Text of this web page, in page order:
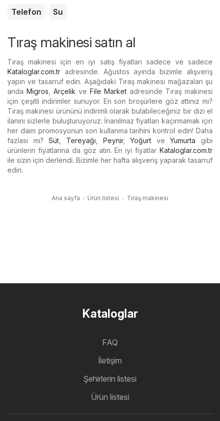
Telefon Su
Tıraş makinesi satın al
Tıraş makinesi için en iyi satış fiyatları sadece ve sadece
Kataloglar.com.tr adresinde. Ağustos ayında bizimle alışveriş
yapın ve tasarruf edin. Aşağıdaki Tıraş makinesi mağazaları şu
anda Migros Arçelik ve File Market adresinde Tıraş makinesi
için çeşitli indirimler sunuyor. En son broşürlere göz attınız mı?
Tıraş makinesi ürününü indirimli olarak bulabileceğiniz bir dizi el
ilanını sizlerle buluşturuyoruz: İnanılmaz fiyatları kaçırmamak için
her daim promosyonun son kullanma tarihini kontrol edin! Daha
fazlası mı?Süt Tereyağı Peynir,Yoğurt veYumurta gibi
ürünlerin fiyatlarına da göz atın. En iyi fiyatlar Kataloglar.com.tr
ile sizin için derlendi. Bizimle her hafta alışveriş yaparak tasarruf
edin.
Ana sayfa Ürün listesi Tıraş makinesi
Kataloglar
FAQ
İletişim
Şehirlerin listesi
Ürün listesi